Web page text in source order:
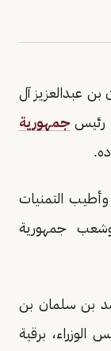
عبدالعزيز آل
رئيس جمهورية
التمنيات
وشعب جمهورية
بن سلمان بن
برقية